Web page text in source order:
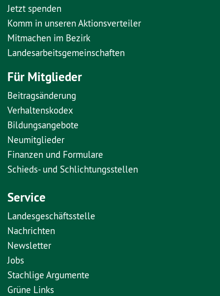
Jetzt spenden
Komm in unseren Aktionsverteiler
Mitmachen im Bezirk
Landesarbeitsgemeinschaften
Für Mitglieder
Beitragsänderung
Verhaltenskodex
Bildungsangebote
Neumitglieder
Finanzen und Formulare
Schieds- und Schlichtungsstellen
Service
Landesgeschäftsstelle
Nachrichten
Newsletter
Jobs
Stachlige Argumente
Grüne Links